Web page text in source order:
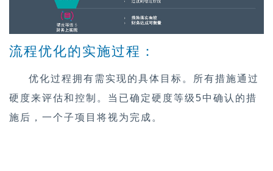
流程优化的实施过程：
优化过程拥有需实现的具体目标。所有措施通过
硬度来评估和控制。当已确定硬度等级5中确认的措
施后，一个子项目将视为完成。